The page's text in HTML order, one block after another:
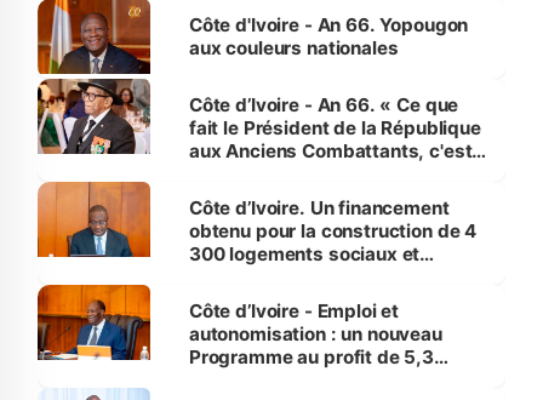
l'Etat de droit pour préserver les
vies humaines »
Côte d'Ivoire - An 66. Yopougon
aux couleurs nationales
Côte d’Ivoire - An 66. « Ce que
fait le Président de la République
aux Anciens Combattants, c'est
Côte d’Ivoire. Un financement
obtenu pour la construction de 4
300 logements sociaux et
et Yamoussoukro
Côte d’Ivoire - Emploi et
autonomisation : un nouveau
Programme au profit de 5,3